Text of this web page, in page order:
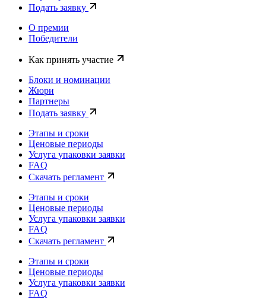
Подать заявку
О премии
Победители
Как принять участие
Блоки и номинации
Жюри
Партнеры
Подать заявку
Этапы и сроки
Ценовые периоды
Услуга упаковки заявки
FAQ
Скачать регламент
Этапы и сроки
Ценовые периоды
Услуга упаковки заявки
FAQ
Скачать регламент
Этапы и сроки
Ценовые периоды
Услуга упаковки заявки
FAQ